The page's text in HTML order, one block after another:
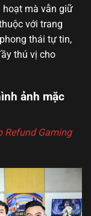
hoạt mà vẫn giữ
với trang
thái tự tin,
thú vị cho
ảnh mặc
Refund Gaming